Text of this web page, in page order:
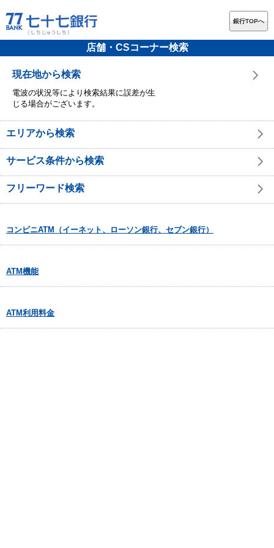
銀行TOPへ
店舗・CSコーナー検索
現在地から検索
電波の状況等により検索結果に誤差が生
じる場合がございます。
エリアから検索
サービス条件から検索
フリーワード検索
コンビニATM（イーネット、ローソン銀行、セブン銀行）
ATM機能
ATM利用料金